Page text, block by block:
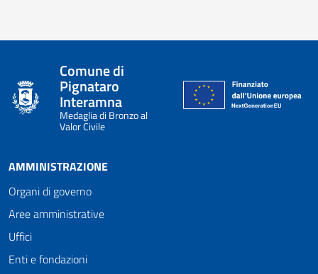
Comune di
Pignataro
Interamna
Medaglia di Bronzo al
Valor Civile
AMMINISTRAZIONE
Organi di governo
Aree amministrative
Uffici
Enti e fondazioni